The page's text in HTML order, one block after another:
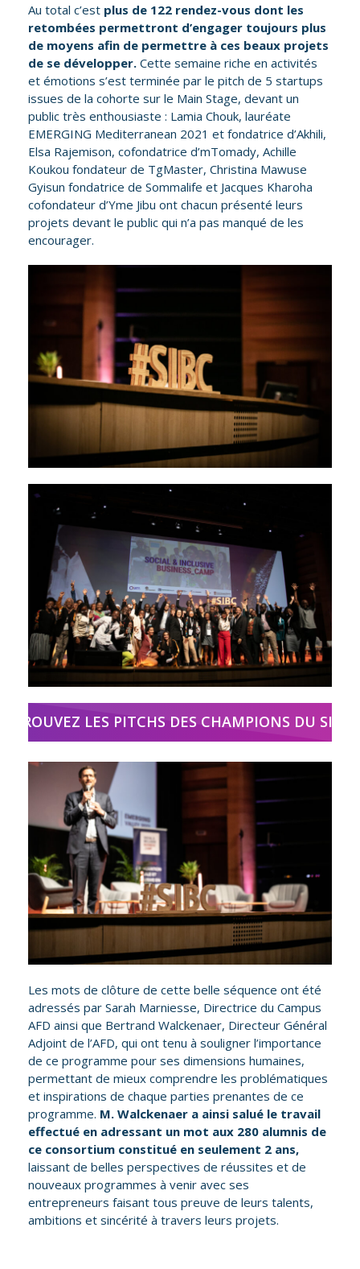
Au total c’est plus de 122 rendez-vous dont les
retombées permettront d’engager toujours plus
de moyens afin de permettre à ces beaux projets
de se développer. Cette semaine riche en activités
et émotions s’est terminée par le pitch de 5 startups
issues de la cohorte sur le Main Stage, devant un
public très enthousiaste : Lamia Chouk, lauréate
EMERGING Mediterranean 2021 et fondatrice d’Akhili,
Elsa Rajemison, cofondatrice d’mTomady, Achille
Koukou fondateur de TgMaster, Christina Mawuse
Gyisun fondatrice de Sommalife et Jacques Kharoha
cofondateur d’Yme Jibu ont chacun présenté leurs
projets devant le public qui n’a pas manqué de les
encourager.
LES PITCHS DES CHAMPIONS DU SIBC
Les mots de clôture de cette belle séquence ont été
adressés par Sarah Marniesse, Directrice du Campus
AFD ainsi que Bertrand Walckenaer, Directeur Général
Adjoint de l’AFD, qui ont tenu à souligner l’importance
de ce programme pour ses dimensions humaines,
permettant de mieux comprendre les problématiques
et inspirations de chaque parties prenantes de ce
programme. M. Walckenaer a ainsi salué le travail
effectué en adressant un mot aux 280 alumnis de
ce consortium constitué en seulement 2 ans,
laissant de belles perspectives de réussites et de
nouveaux programmes à venir avec ses
entrepreneurs faisant tous preuve de leurs talents,
ambitions et sincérité à travers leurs projets.